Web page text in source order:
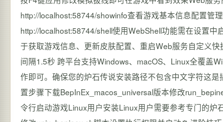
http://localhost:58744/showinfo查看游戏基本信息配置管
http://localhost:58744/shell使用WebShell功能需在设置
于获取游戏信息、更新皮肤配置、重启Web服务自定义
间隔1.5秒 跨平台支持Windows、macOS、Linux全覆盖
作即可。确保您的炉石传说安装路径不包含中文字符这
置步骤下载BepInEx_macos_universal版本修改
令行启动游戏Linux用户安装Linux用户需要参考专门的